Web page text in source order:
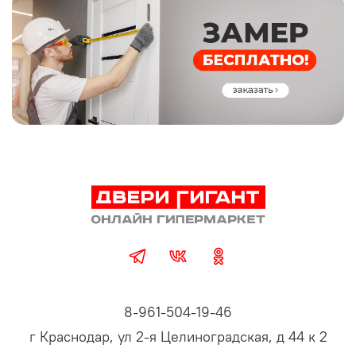
8-961-504-19-46
г Краснодар, ул 2-я Целиноградская, д 44 к 2